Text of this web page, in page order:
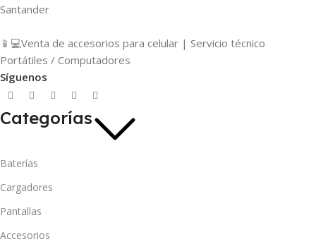
Santander
📱💻Venta de accesorios para celular | Servicio técnico
Portátiles / Computadores
Síguenos
Categorías
Baterías
Cargadores
Pantallas
Accesorios